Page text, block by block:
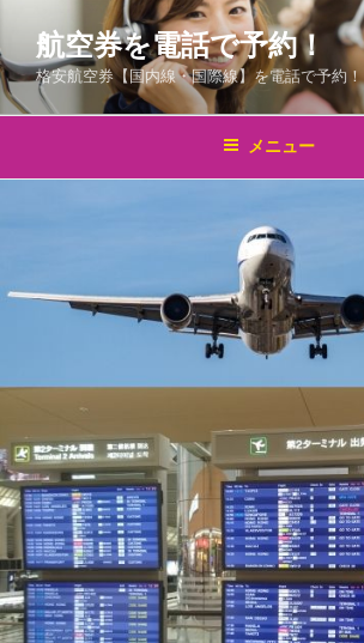
テ
ン
ス
航空券を電話で予約！
格安航空券【国内線・国際線】を電話で予約！
メニュー